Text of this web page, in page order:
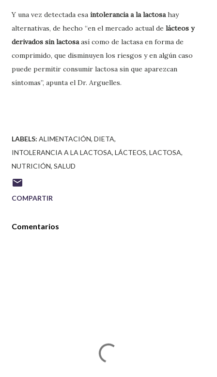
Y una vez detectada esa intolerancia a la lactosahay
alternativas, de hecho “en el mercado actual de lácteos y
derivados sin lactosaasí como de lactasa en forma de
comprimido, que disminuyen los riesgos y en algún caso
puede permitir consumir lactosa sin que aparezcan
síntomas”, apunta el Dr. Arguelles.
LABELS: ALIMENTACIÓN DIETA
INTOLERANCIA A LA LACTOSA LÁCTEOS LACTOSA
NUTRICIÓN SALUD
COMPARTIR
Comentarios